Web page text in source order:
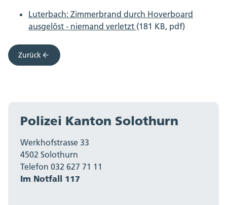
Luterbach: Zimmerbrand durch Hoverboard
ausgelöst - niemand verletzt (181 KB, pdf)
Zurück
Polizei Kanton Solothurn
Werkhofstrasse 33
4502 Solothurn
Telefon 032 627 71 11
Im Notfall 117